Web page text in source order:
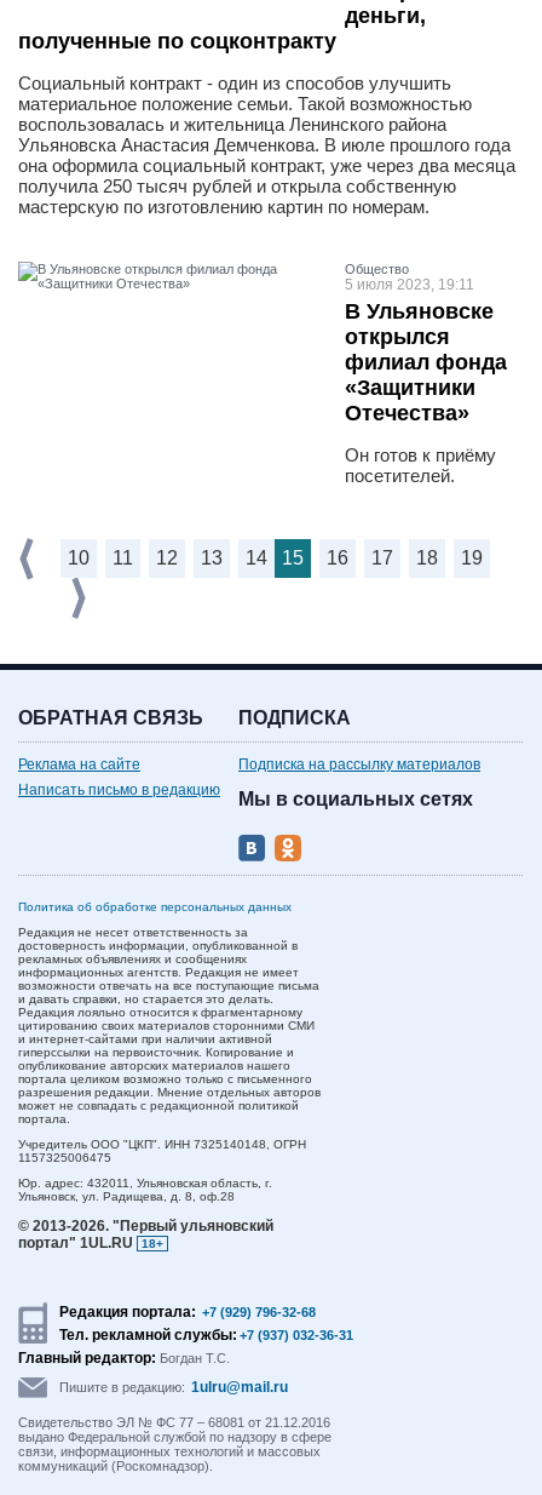
деньги,
полученные по соцконтракту
Социальный контракт - один из способов улучшить
материальное положение семьи. Такой возможностью
воспользовалась и жительница Ленинского района
Ульяновска Анастасия Демченкова. В июле прошлого года
она оформила социальный контракт, уже через два месяца
получила 250 тысяч рублей и открыла собственную
мастерскую по изготовлению картин по номерам.
Общество
5 июля 2023, 19:11
В Ульяновске
открылся
филиал фонда
«Защитники
Отечества»
Он готов к приёму
посетителей.
10 11 12 13 14 15 16 17 18 19
ОБРАТНАЯ СВЯЗЬ
Реклама на сайте
Написать письмо в редакцию
ПОДПИСКА
Подписка на рассылку материалов
Мы в социальных сетях
Политика об обработке персональных данных
Редакция не несет ответственность за
достоверность информации, опубликованной в
рекламных объявлениях и сообщениях
информационных агентств. Редакция не имеет
возможности отвечать на все поступающие письма
и давать справки, но старается это делать.
Редакция лояльно относится к фрагментарному
цитированию своих материалов сторонними СМИ
и интернет-сайтами при наличии активной
гиперссылки на первоисточник. Копирование и
опубликование авторских материалов нашего
портала целиком возможно только с письменного
разрешения редакции. Мнение отдельных авторов
может не совпадать с редакционной политикой
портала.
Учредитель ООО "ЦКП". ИНН 7325140148, ОГРН
1157325006475
Юр. адрес: 432011, Ульяновская область, г.
Ульяновск, ул. Радищева, д. 8, оф.28
© 2013-2026. "Первый ульяновский
портал" 1UL.RU
18+
Редакция портала: +7 (929) 796-32-68
Тел. рекламной службы: +7 (937) 032-36-31
Главный редактор: Богдан Т.С.
Пишите в редакцию: 1ulru@mail.ru
Свидетельство ЭЛ № ФС 77 – 68081 от 21.12.2016
выдано Федеральной службой по надзору в сфере
связи, информационных технологий и массовых
коммуникаций (Роскомнадзор).